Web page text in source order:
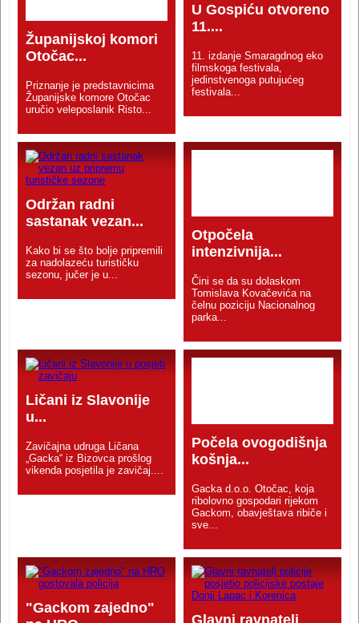
Županijskoj komori
Otočac...
Priznanje je predstavnicima
Županijske komore Otočac
uručio veleposlanik Risto...
U Gospiću otvoreno
11....
11. izdanje Smaragdnog eko
filmskoga festivala,
jedinstvenoga putujućeg
festivala...
Održan radni
sastanak vezan...
Kako bi se što bolje pripremili
za nadolazeću turističku
sezonu, jučer je u...
Otpočela
intenzivnija...
Čini se da su dolaskom
Tomislava Kovačevića na
čelnu poziciju Nacionalnog
parka...
Ličani iz Slavonije
u...
Zavičajna udruga Ličana
„Gacka“ iz Bizovca prošlog
vikenda posjetila je zavičaj....
Počela ovogodišnja
košnja...
Gacka d.o.o. Otočac, koja
ribolovno gospodari rijekom
Gackom, obavještava ribiče i
sve...
"Gackom zajedno"
Glavni ravnatelj